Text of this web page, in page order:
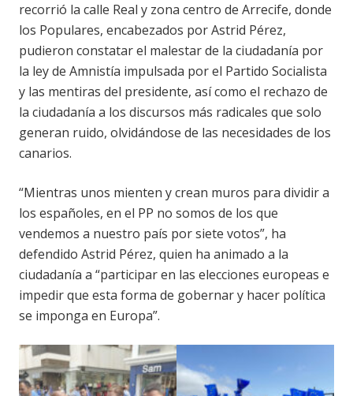
recorrió la calle Real y zona centro de Arrecife, donde
los Populares, encabezados por Astrid Pérez,
pudieron constatar el malestar de la ciudadanía por
la ley de Amnistía impulsada por el Partido Socialista
y las mentiras del presidente, así como el rechazo de
la ciudadanía a los discursos más radicales que solo
generan ruido, olvidándose de las necesidades de los
canarios.
“Mientras unos mienten y crean muros para dividir a
los españoles, en el PP no somos de los que
vendemos a nuestro país por siete votos”, ha
defendido Astrid Pérez, quien ha animado a la
ciudadanía a “participar en las elecciones europeas e
impedir que esta forma de gobernar y hacer política
se imponga en Europa”.